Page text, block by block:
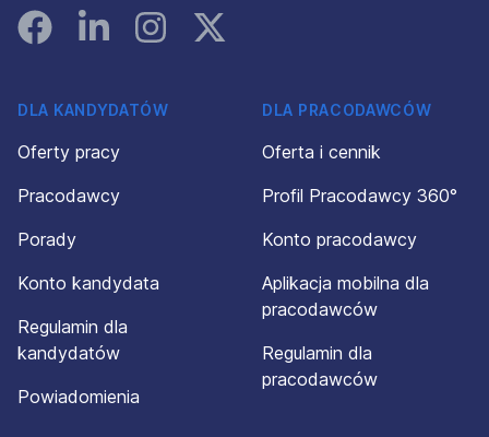
FacebookLinked InInstagramInstagram
DLA KANDYDATÓW
Oferty pracy
Pracodawcy
Porady
Konto kandydata
Regulamin dla
kandydatów
Powiadomienia
DLA PRACODAWCÓW
Oferta i cennik
Profil Pracodawcy 360°
Konto pracodawcy
Aplikacja mobilna dla
pracodawców
Regulamin dla
pracodawców